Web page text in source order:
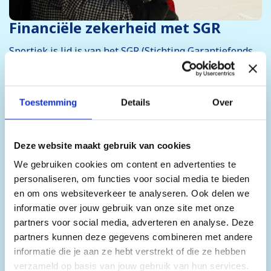
Toestemming Details Over
Deze website maakt gebruik van cookies
We gebruiken cookies om content en advertenties te
personaliseren, om functies voor social media te bieden
en om ons websiteverkeer te analyseren. Ook delen we
informatie over jouw gebruik van onze site met onze
partners voor social media, adverteren en analyse. Deze
partners kunnen deze gegevens combineren met andere
informatie die je aan ze hebt verstrekt of die ze hebben
verzameld op basis van jouw gebruik van hun services.
Financiële zekerheid met SGR
Sportiek is lid is van het SGR (Stichting Garantiefonds
Reizen). Dit betekent dat jouw betaling in goede
gewoon wordt uitgevoerd of dat je (aan)betaling wordt
terugbetaald wanneer een aangesloten reisorganisatie
Ons SGR-lidmaatschap tref je hier:SGR-Sportiek
Meer informatie over het SGR